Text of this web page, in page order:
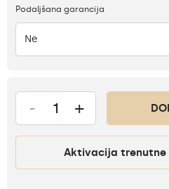
Podaljšana garancija
Ne
- +